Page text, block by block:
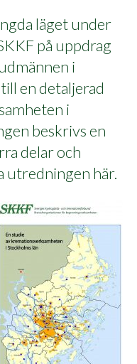
läget under
på uppdrag
i
en detaljerad
i
beskrivs en
delar och
utredningen här.